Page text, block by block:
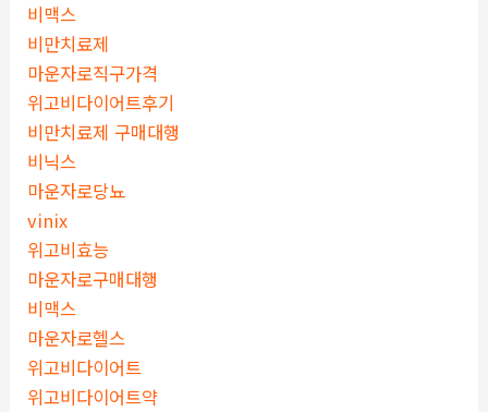
비맥스
비만치료제
마운자로직구가격
위고비다이어트후기
비만치료제 구매대행
비닉스
마운자로당뇨
vinix
위고비효능
마운자로구매대행
비맥스
마운자로헬스
위고비다이어트
위고비다이어트약